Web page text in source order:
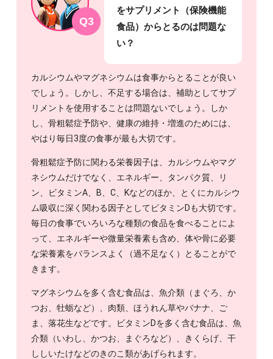
Q3
をサプリメント（保険機能
食品）からとるのは問題な
い？
カルシウムやマグネシウムは食事からとることが良い
でしょう。しかし、不足する場合は、補助としてサプ
リメントを使用することは問題ないでしょう。しか
し、骨粗鬆症予防や、健康の維持・増進のためには、
やはり毎日3度の食事が最も大切です。
骨粗鬆症予防に関わる栄養因子は、カルシウムやマグ
ネシウムだけでなく、エネルギー、タンパク質、リ
ン、ビタミンA、B、C、Kなどのほか、とくにカルシウ
ム吸収に深く関わる因子としてビタミンDも大切です。
毎日の食事でいろいろな種類の食品を食べることによ
って、エネルギーや微量栄養素も含め、体や骨に必要
な栄養素をバランスよく（過不足なく）とることがで
きます。
マグネシウムを多く含む食品は、魚介類（まぐろ、か
つお、牡蛎など）、肉類、ほうれん草やバナナ、ご
ま、落花生などです。ビタミンDを多く含む食品は、魚
介類（いわし、かつお、まぐろなど）、きくらげ、干
ししいたけなどのきのこ類があげられます。